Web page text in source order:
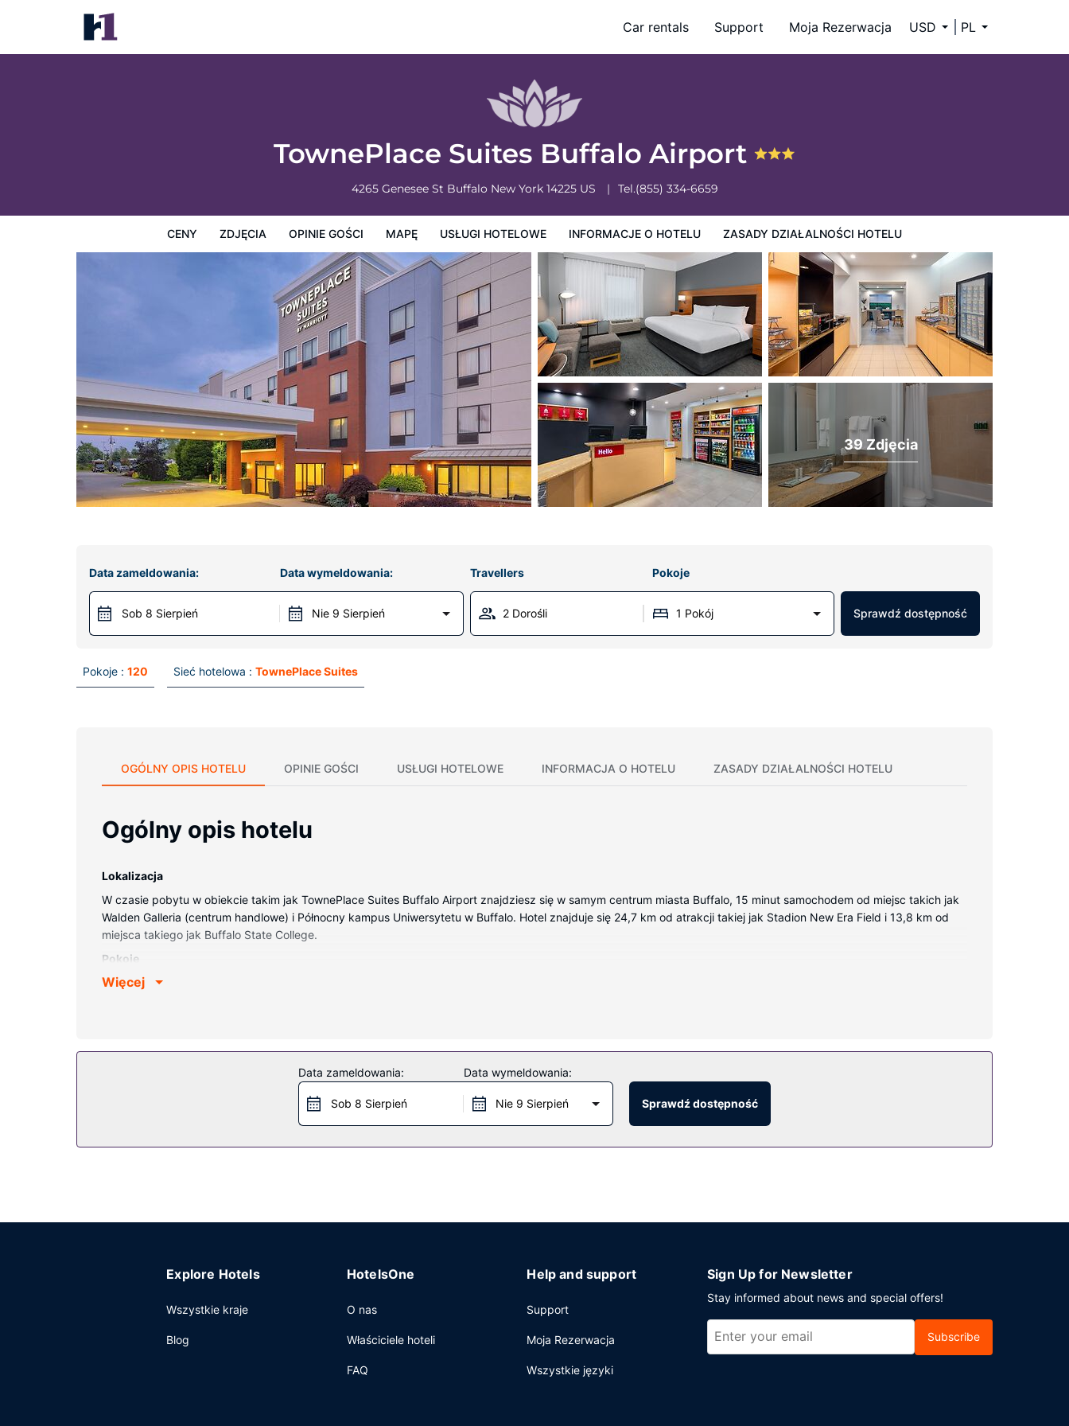
Car rentals Support Moja Rezerwacja USD PL
TownePlace Suites Buffalo Airport
4265 Genesee St Buffalo New York 14225 US Tel.(855) 334-6659
CENY ZDJĘCIA OPINIE GOŚCI MAPĘ USŁUGI HOTELOWE INFORMACJE O HOTELU ZASADY DZIAŁALNOŚCI HOTELU
TownePlace Suites Buffalo Airport
Ceny Zdjęcia Zasady działalności hotelu
39 Zdjęcia
Data zameldowania:
Sob 8 Sierpień
Data wymeldowania:
Nie 9 Sierpień
Travellers Pokoje
2 Dorośli 1 Pokój Sprawdź dostępność
Pokoje : 120 Sieć hotelowa : TownePlace Suites
OGÓLNY OPIS HOTELU OPINIE GOŚCI USŁUGI HOTELOWE INFORMACJA O HOTELU ZASADY DZIAŁALNOŚCI HOTELU
Ogólny opis hotelu
Lokalizacja
W czasie pobytu w obiekcie takim jak TownePlace Suites Buffalo Airport znajdziesz się w samym centrum miasta Buffalo, 15 minut samochodem od miejsc takich jak
Walden Galleria (centrum handlowe) i Północny kampus Uniwersytetu w Buffalo. Hotel znajduje się 24,7 km od atrakcji takiej jak Stadion New Era Field i 13,8 km od
miejsca takiego jak Buffalo State College.
Pokoje
Poczuj się jak w domu w 120 pokojach, których wyposażenie to kuchnie (lodówka i płyta kuchenna). Aneksy kuchenne — wyposażenie: kuchenka mikrofalowa i
Dostępne udogodnienia rekreacyjne to basen kryty i centrum fitness. Ten hotel oferuje również udogodnienia takie jak bezpłatny bezprzewodowy dostęp do
Hotel oferuje bezpłatne śniadanie kontynentalne codziennie od 6 do 10.
Więcej
Data zameldowania:
Sob 8 Sierpień
Data wymeldowania:
Nie 9 Sierpień Sprawdź dostępność
Explore Hotels
Wszystkie kraje
Blog
HotelsOne
O nas
Właściciele hoteli
FAQ
Help and support
Support
Moja Rezerwacja
Wszystkie języki
Sign Up for Newsletter
Stay informed about news and special offers!
Subscribe